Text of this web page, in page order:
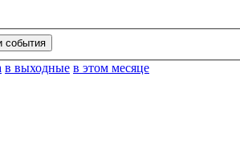
в выходные в этом месяце